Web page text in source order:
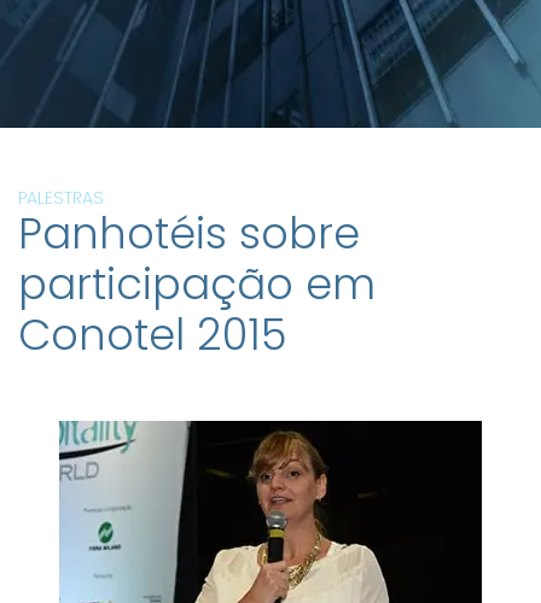
PALESTRAS
Panhotéis sobre
participação em
Conotel 2015